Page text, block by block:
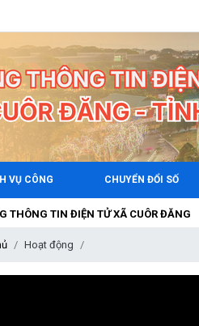
VỤ CÔNG CHUYỂN ĐỔI SỐ
TIN ĐIỆN TỬ XÃ CUÔR ĐĂNG
Hoạt động